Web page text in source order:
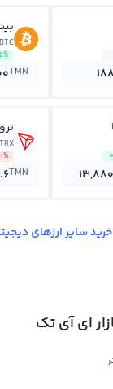
BTC
TMN
TRX
TMN
خرید سایر ارزهای
ای آی تک